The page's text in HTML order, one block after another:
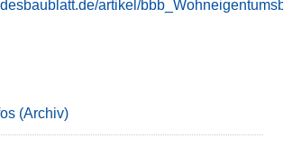
artikel/
(Archiv)